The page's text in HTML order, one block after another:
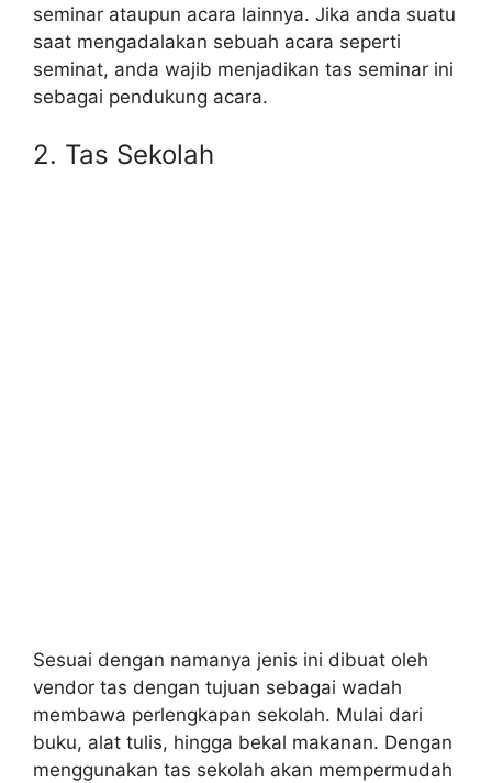
seminar ataupun acara lainnya. Jika anda suatu
saat mengadalakan sebuah acara seperti
seminat, anda wajib menjadikan tas seminar ini
sebagai pendukung acara.
2. Tas Sekolah
Sesuai dengan namanya jenis ini dibuat oleh
vendor tas dengan tujuan sebagai wadah
membawa perlengkapan sekolah. Mulai dari
buku, alat tulis, hingga bekal makanan. Dengan
menggunakan tas sekolah akan mempermudah